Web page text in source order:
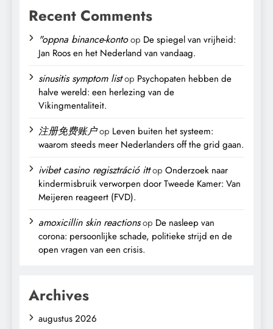
Recent Comments
"oppna binance-kontoop De spiegel van vrijheid:
Jan Roos en het Nederland van vandaag.
sinusitis symptom listop Psychopaten hebben de
halve wereld: een herlezing van de
Vikingmentaliteit.
注册免费账户op Leven buiten het systeem:
waarom steeds meer Nederlanders off the grid gaan.
ivibet casino regisztráció ittop Onderzoek naar
kindermisbruik verworpen door Tweede Kamer: Van
Meijeren reageert (FVD).
amoxicillin skin reactionsop De nasleep van
corona: persoonlijke schade, politieke strijd en de
open vragen van een crisis.
Archives
augustus 2026